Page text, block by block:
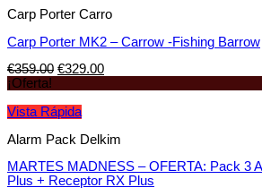
Carp Porter Carro
Carp Porter MK2 – Carrow -Fishing Barrow
€359.00 €329.00
¡Oferta!
Vista Rápida
Alarm Pack Delkim
MARTES MADNESS – OFERTA: Pack 3
Plus + Receptor RX Plus